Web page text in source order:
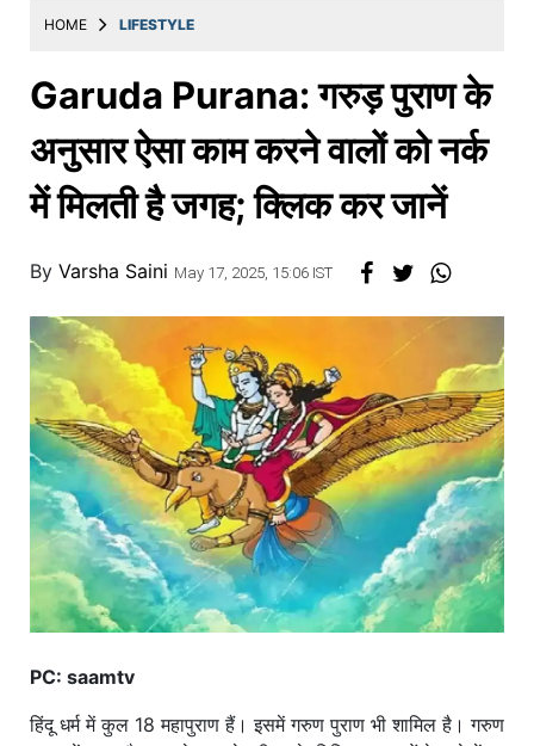
मराठी
मनोरंजन
स्पोर्ट्स
बिझनेस
हेल्थ
ट्रॅव्हल
खाना
HOME LIFESTYLE
Garuda Purana: गरुड़ पुराण के
अनुसार ऐसा काम करने वालों को नर्क
में मिलती है जगह; क्लिक कर जानें
By Varsha Saini May 17, 2025, 15:06 IST
PC: saamtv
हिंदू धर्म में कुल 18 महापुराण हैं। इसमें गरुण पुराण भी शामिल है। गरुण